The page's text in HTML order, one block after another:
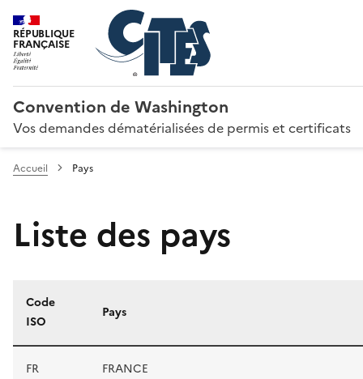
RÉPUBLIQUE
FRANÇAISE
Convention de Washington
Vos demandes dématérialisées de permis et certificats
Accueil Pays
Liste des pays
Liste des pays
Code
ISO
Pays
FR FRANCE